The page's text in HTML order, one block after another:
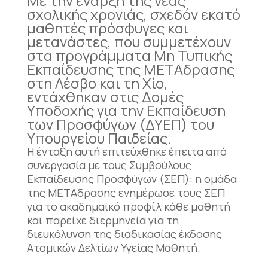
σχολικής χρονιάς, σχεδόν εκατό
μαθητές πρόσφυγες και
μετανάστες, που συμμετέχουν
στα προγράμματα Μη Τυπικής
Εκπαίδευσης της ΜΕΤΑδρασης
στη Λέσβο και τη Χίο,
εντάχθηκαν στις Δομές
Υποδοχής για την Εκπαίδευση
των Προσφύγων (ΔΥΕΠ) του
Υπουργείου Παιδείας.
Η ένταξη αυτή επιτεύχθηκε έπειτα από
συνεργασία με τους Συμβούλους
Εκπαίδευσης Προσφύγων (ΣΕΠ): η ομάδα
της ΜΕΤΑδρασης ενημέρωσε τους ΣΕΠ
για το ακαδημαϊκό προφίλ κάθε μαθητή
και παρείχε διερμηνεία για τη
διευκόλυνση της διαδικασίας έκδοσης
Ατομικών Δελτίων Υγείας Μαθητή.